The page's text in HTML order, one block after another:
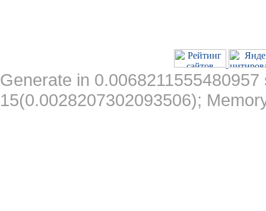
Generate in
15(0.0028207302093506);